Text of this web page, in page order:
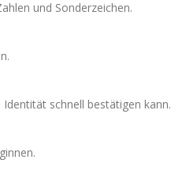
und Sonderzeichen.
schnell bestätigen kann.